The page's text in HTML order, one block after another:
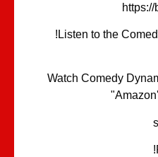
Listen to the
Watch